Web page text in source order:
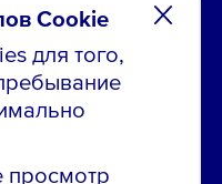
Cookie
для того,
просмотр